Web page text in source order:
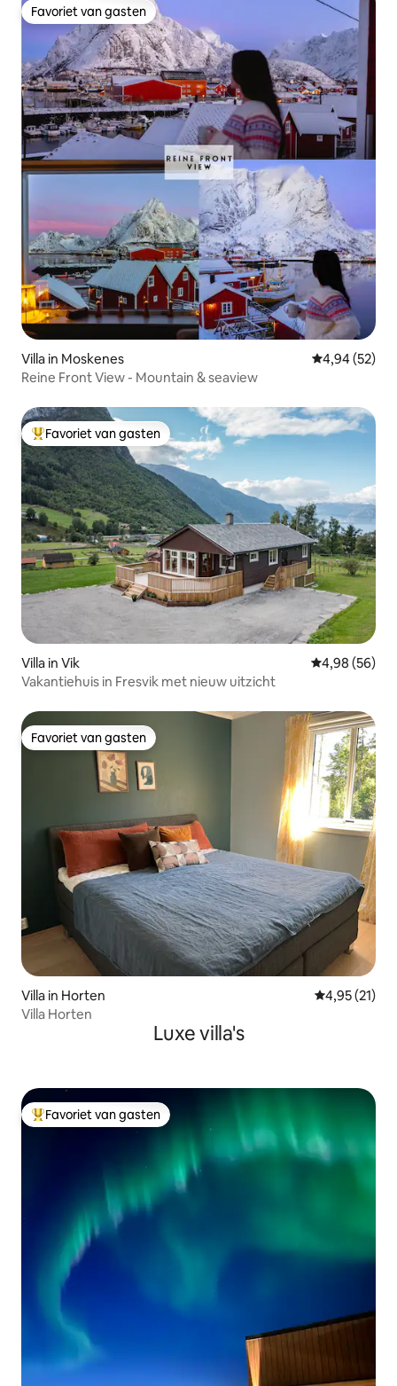
Favoriet van gasten
Favoriet van gasten
Villa in Moskenes Gemiddelde
4,94 (52)
Reine Front View - Mountain & seaview
Topfavoriet van gasten
Favoriet van gasten
Villa in Vik Gemiddelde
4,98 (56)
Vakantiehuis in Fresvik met nieuw uitzicht
Favoriet van gasten
Favoriet van gasten
Villa in Horten Gemiddelde
4,95 (21)
Villa Horten
Luxe villa's
Topfavoriet van gasten
Favoriet van gasten